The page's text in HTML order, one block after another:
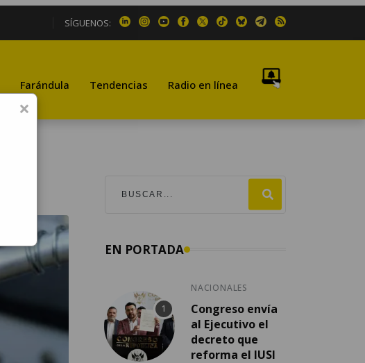
SÍGUENOS:
Farándula Tendencias Radio en línea
EN PORTADA
NACIONALES
Congreso envía
al Ejecutivo el
decreto que
reforma el IUSI
×